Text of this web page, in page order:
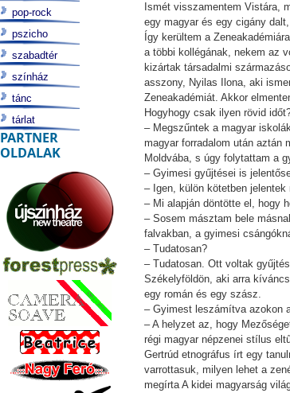
Ismét visszamentem Vistára,
egy magyar és egy cigány
Így kerültem a
a többi kollégának, nekem az
kizártak társadalmi
asszony, Nyilas Ilona, aki
Zeneakadémiát. Akkor
Hogyhogy csak ilyen rövid
– Megszűntek a magyar
magyar forradalom után aztán
Moldvába, s úgy folytattam a
– Gyimesi gyűjtései is
– Igen, külön kötetben jelentek
– Mi alapján döntötte el, hogy
– Sosem másztam bele
falvakban, a gyimesi
– Tudatosan?
– Tudatosan. Ott voltak
Székelyföldön, aki arra
egy román és egy szász.
– Gyimest leszámítva azokon
– A helyzet az, hogy
régi magyar népzenei stílus
Gertrúd etnográfus írt egy
varrottasuk, milyen lehet a
megírta A kidei magyarság
pop-rock
pszicho
szabadtér
színház
tánc
tárlat
PARTNER
OLDALAK